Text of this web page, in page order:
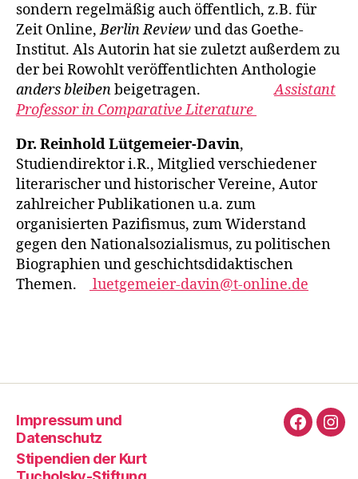
sondern regelmäßig auch öffentlich, z.B. für
Zeit Online,Berlin Reviewund das Goethe-
Institut. Als Autorin hat sie zuletzt außerdem zu
der bei Rowohlt veröffentlichten Anthologie
anders bleibenbeigetragen.Assistant
Professor in Comparative Literature
Dr. Reinhold Lütgemeier-Davin,
Studiendirektor i.R., Mitglied verschiedener
literarischer und historischer Vereine, Autor
zahlreicher Publikationen u.a. zum
organisierten Pazifismus, zum Widerstand
gegen den Nationalsozialismus, zu politischen
Biographien und geschichtsdidaktischen
Themen.
luetgemeier-davin@t-online.de
Impressum und
Datenschutz
Stipendien der Kurt